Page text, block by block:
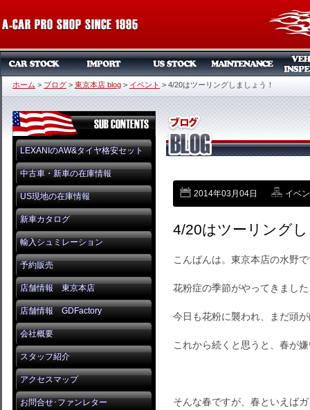
ホーム > ブログ > 東京本店 blog > イベント > 4/20はツーリングしましょう！
LEXANIのAW&タイヤ格安セット
中古車・新車の在庫情報
US現地の在庫情報
新車カタログ
輸入シュミレーション
予約販売
店舗情報 東京本店
店舗情報 GDFactory
会社概要
スタッフ紹介
アクセスマップ
お問合せ･ファンレター
2014年03月04日 イベ
4/20はツーリング
こんばんは。東京本店の水野
花粉症の季節がやってきました
今日も花粉に襲われ、まだ頭
これから続くと思うと、春が
そんな春ですが、春といえば